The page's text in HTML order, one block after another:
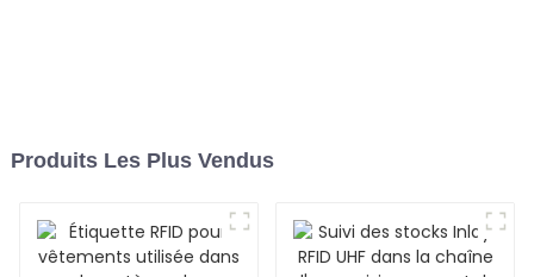
Produits Les Plus Vendus